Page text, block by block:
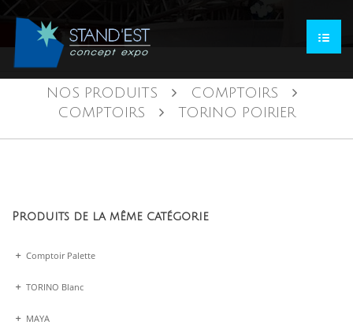
NOS PRODUITS
COMPTOIRS
COMPTOIRS
TORINO POIRIER
Produits de la même catégorie
Comptoir Palette
TORINO Blanc
MAYA